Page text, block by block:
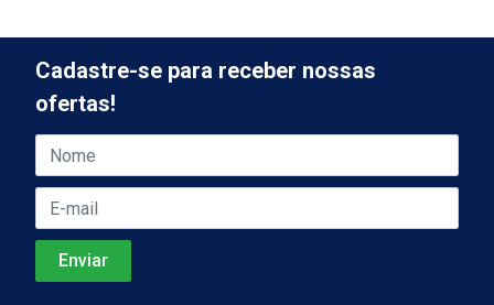
Cadastre-se para receber nossas
ofertas!